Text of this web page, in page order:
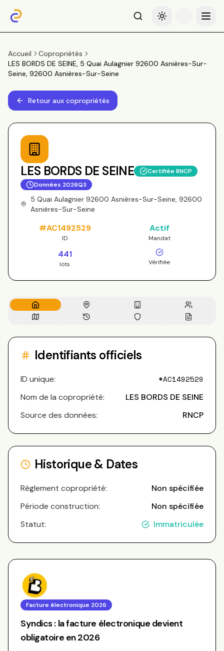
RechercheBasculer le thème
Menu
Accueil
Copropriétés
LES BORDS DE SEINE, 5 Quai Aulagnier 92600 Asnières-Sur-
Seine, 92600 Asnières-Sur-Seine
Retour aux copropriétés
LES BORDS DE SEINE
Certifiée RNCP
Données 2026Q3
5 Quai Aulagnier 92600 Asnières-Sur-Seine, 92600
Asnières-Sur-Seine
#AC1492529
ID
Actif
Mandat
441
lots Vérifiée
Identifiants officiels
ID unique: #AC1492529
Nom de la copropriété:
LES BORDS DE SEINE
Source des données:
RNCP
Historique & Dates
Règlement copropriété:
Non spécifiée
Période construction:
Non spécifiée
Statut:
Immatriculée
Facture électronique 2026
Syndics : la facture électronique devient
obligatoire en 2026